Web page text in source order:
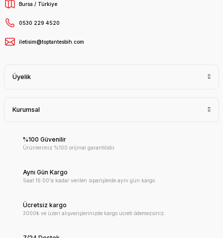
Bursa / Türkiye
0530 229 4520
iletisim@toptantesbih.com
Üyelik
Kurumsal
%100 Güvenilir
Ürünlerimiz %100 orijinal garantilidir.
Aynı Gün Kargo
Saat 16:00'a kadar verilen siparişlerde aynı gün kargo
Ücretsiz kargo
3000₺ ve üzeri alışverişlerinizde kargo ücreti ödemezsiniz.